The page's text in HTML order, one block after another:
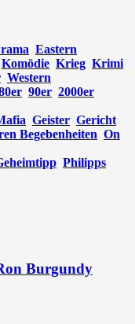
Eastern
Komödie Krieg Krimi
Western
90er 2000er
Geister Gericht
Begebenheiten On
Philipps
Burgundy